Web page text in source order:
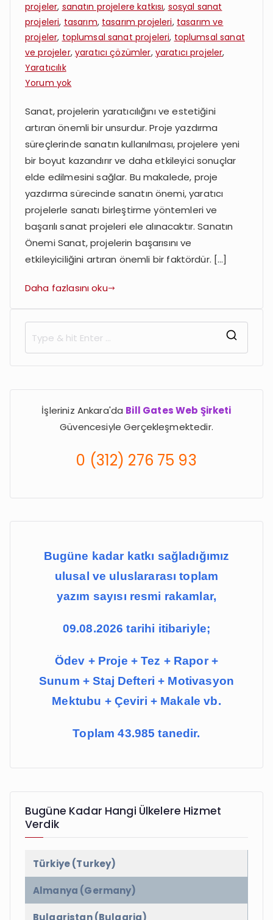
projeler, sanatın projelere katkısı, sosyal sanat
projeleri, tasarım, tasarım projeleri, tasarım ve
projeler, toplumsal sanat projeleri, toplumsal sanat
ve projeler, yaratıcı çözümler, yaratıcı projeler,
Yaratıcılık
Yorum yokProje
ve
Sanat:
Yaratıcı
Projelerle
Sanatı
Birleştirme
Sanat, projelerin yaratıcılığını ve estetiğini
artıran önemli bir unsurdur. Proje yazdırma
süreçlerinde sanatın kullanılması, projelere yeni
bir boyut kazandırır ve daha etkileyici sonuçlar
elde edilmesini sağlar. Bu makalede, proje
yazdırma sürecinde sanatın önemi, yaratıcı
projelerle sanatı birleştirme yöntemleri ve
başarılı sanat projeleri ele alınacaktır. Sanatın
Önemi Sanat, projelerin başarısını ve
etkileyiciliğini artıran önemli bir faktördür. […]
Daha fazlasını oku
r
İşleriniz Ankara'da Bill Gates Web Şirketi
Güvencesiyle Gerçekleşmektedir.
0 (312) 276 75 93
Bugüne kadar katkı sağladığımız
ulusal ve uluslararası toplam
yazım sayısı resmi rakamlar,
09.08.2026 tarihi itibariyle;
Ödev + Proje + Tez + Rapor +
Sunum + Staj Defteri + Motivasyon
Mektubu + Çeviri + Makale vb.
Toplam 43.985 tanedir.
Bugüne Kadar Hangi Ülkelere Hizmet
Verdik
Türkiye (Turkey)
Almanya (Germany)
Bulgaristan (Bulgaria)